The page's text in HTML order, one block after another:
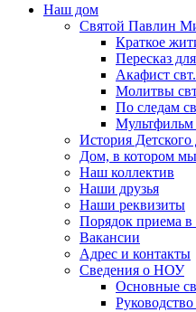
Наш дом
Святой Павлин
Краткое
Пересказ
Акафист
Молитвы
По следам
История
Дом, в котором
Наш коллектив
Наши друзья
Наши реквизиты
Порядок приема
Вакансии
Адрес и контакты
Сведения о НОУ
Основные